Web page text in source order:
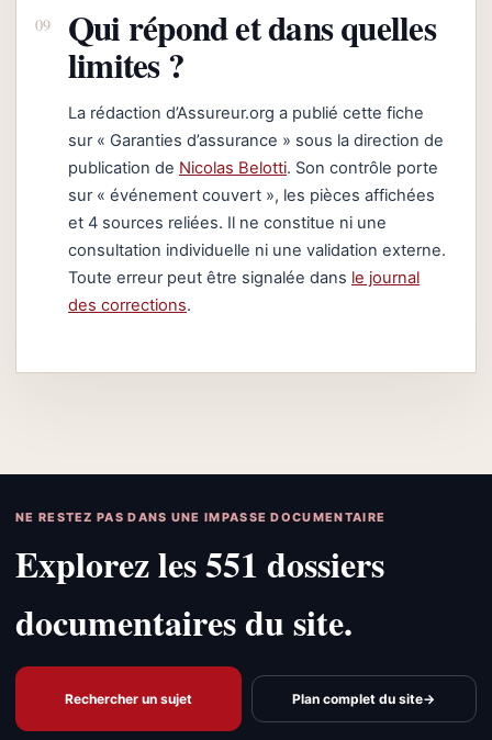
Qui répond et dans quelles
limites ?
La rédaction d’Assureur.org a publié cette fiche
sur « Garanties d’assurance » sous la direction de
publication de Nicolas Belotti. Son contrôle porte
sur « événement couvert », les pièces affichées
et 4 sources reliées. Il ne constitue ni une
consultation individuelle ni une validation externe.
Toute erreur peut être signalée dans le journal
des corrections.
NE RESTEZ PAS DANS UNE IMPASSE DOCUMENTAIRE
Explorez les 551 dossiers
documentaires du site.
Rechercher un sujet Plan complet du site→